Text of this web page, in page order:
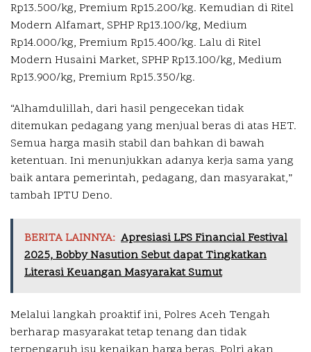
Rp13.500/kg, Premium Rp15.200/kg. Kemudian di Ritel
Modern Alfamart, SPHP Rp13.100/kg, Medium
Rp14.000/kg, Premium Rp15.400/kg. Lalu di Ritel
Modern Husaini Market, SPHP Rp13.100/kg, Medium
Rp13.900/kg, Premium Rp15.350/kg.
“Alhamdulillah, dari hasil pengecekan tidak
ditemukan pedagang yang menjual beras di atas HET.
Semua harga masih stabil dan bahkan di bawah
ketentuan. Ini menunjukkan adanya kerja sama yang
baik antara pemerintah, pedagang, dan masyarakat,”
tambah IPTU Deno.
BERITA LAINNYA: Apresiasi LPS Financial Festival
2025, Bobby Nasution Sebut dapat Tingkatkan
Literasi Keuangan Masyarakat Sumut
Melalui langkah proaktif ini, Polres Aceh Tengah
berharap masyarakat tetap tenang dan tidak